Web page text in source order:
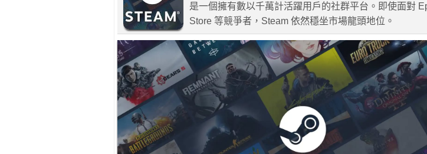
是一個擁有數以千萬計活躍用戶的社群平台。即使面對
Store 等競爭者，Steam 依然穩坐市場龍頭地位。